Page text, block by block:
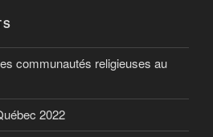
communautés religieuses au
2022